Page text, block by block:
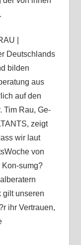
|
Deutschlands
bilden
aus
auf den
Tim Rau, Ge-
zeigt
wir laut
von
sumg?
gilt unseren
ihr Vertrauen,